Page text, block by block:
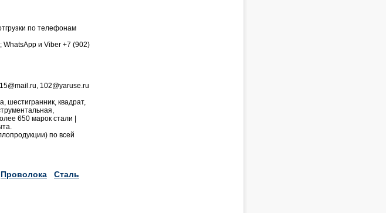
по телефонам
и Viber +7 (902)
102@yaruse.ru
шестигранник, квадрат,
650 марок стали |
по всей
Проволока Сталь